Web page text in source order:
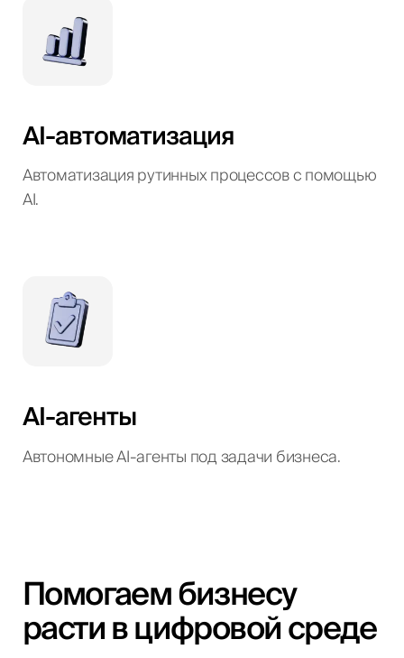
AI-автоматизация
Автоматизация рутинных процессов с помощью
AI.
AI-агенты
Автономные AI-агенты под задачи бизнеса.
Помогаем бизнесу
расти в цифровой среде